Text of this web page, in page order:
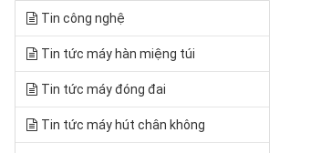
Tin công nghệ
Tin tức máy hàn miệng túi
Tin tức máy đóng đai
Tin tức máy hút chân không